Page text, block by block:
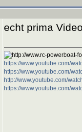
echt prima
https://www.youtube.com/
https://www.youtube.com/
http://www.youtube.com/
https://www.youtube.com/